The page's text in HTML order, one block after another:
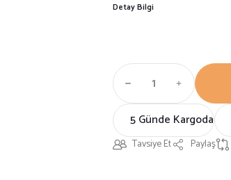
Detay Bilgi
5 Günde Kargoda
Tavsiye Et Paylaş